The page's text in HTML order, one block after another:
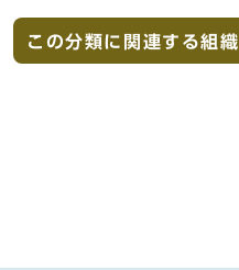
この分類に関連する組織